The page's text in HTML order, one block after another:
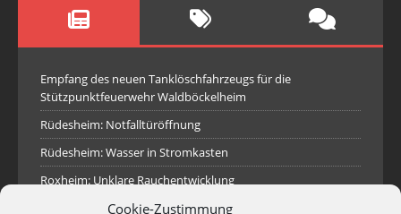
Cookie-Zustimmung
Empfang des neuen Tanklöschfahrzeugs für die
Stützpunktfeuerwehr Waldböckelheim
Rüdesheim: Notfalltüröffnung
Rüdesheim: Wasser in Stromkasten
Roxheim: Unklare Rauchentwicklung
Sprendlingen: Überörtliche Hilfe bei Industriebrand in